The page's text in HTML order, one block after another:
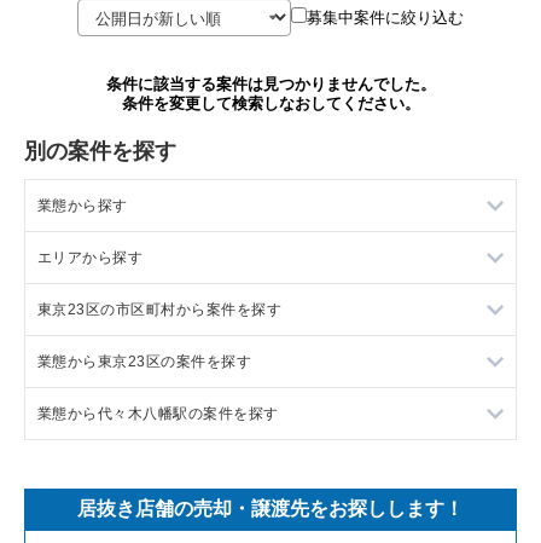
募集中案件に絞り込む
条件に該当する案件は見つかりませんでした。
条件を変更して検索しなおしてください。
別の案件を探す
業態から探す
ラーメンの居抜き売却物件の案件一覧
フランス料理の居抜き売却物件の案件一覧
イタリア料理の居抜き売却物件の案件一覧
中華の居抜き売却物件の案件一覧
寿司の居抜き売却物件の案件一覧
エリアから探す
東京23区の飲食店の居抜き売却物件の案件一覧
東京都下の飲食店の居抜き売却物件の案件一覧
千葉県の飲食店の居抜き売却物件の案件一覧
神奈川県の飲食店の居抜き売却物件の案件一覧
東京23区の市区町村から案件を探す
目黒区の飲食店の居抜き売却物件の案件一覧
渋谷区の飲食店の居抜き売却物件の案件一覧
新宿区の飲食店の居抜き売却物件の案件一覧
業態から東京23区の案件を探す
東京23区のラーメンの居抜き売却物件の案件一覧
東京23区のイタリア料理の居抜き売却物件の案件一覧
業態から代々木八幡駅の案件を探す
代々木八幡駅の焼肉の居抜き売却物件の案件一覧
居抜き店舗の売却・譲渡先をお探しします！